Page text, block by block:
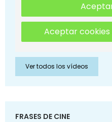
Aceptar cookies
Ver todos los vídeos
FRASES DE CINE